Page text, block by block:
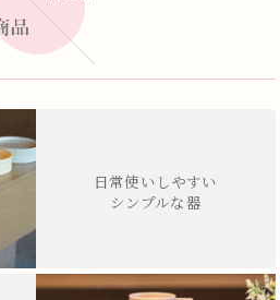
日常使いしやすい
シンプルな器